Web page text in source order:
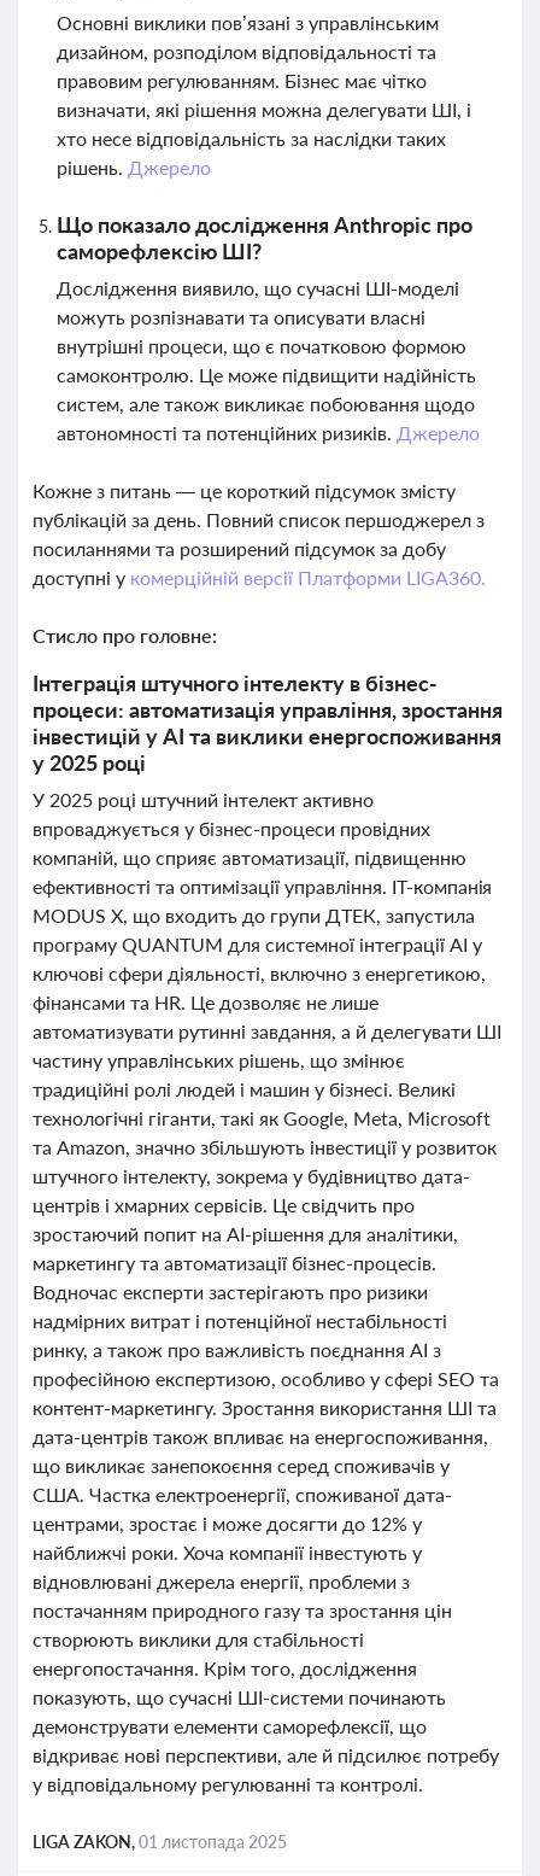
Основні виклики пов’язані з управлінським
дизайном, розподілом відповідальності та
правовим регулюванням. Бізнес має чітко
визначати, які рішення можна делегувати ШІ, і
хто несе відповідальність за наслідки таких
рішень. Джерело
Що показало дослідження Anthropic про
саморефлексію ШІ?
Дослідження виявило, що сучасні ШІ-моделі
можуть розпізнавати та описувати власні
внутрішні процеси, що є початковою формою
самоконтролю. Це може підвищити надійність
систем, але також викликає побоювання щодо
автономності та потенційних ризиків. Джерело
Кожне з питань — це короткий підсумок змісту
публікацій за день. Повний список першоджерел з
посиланнями та розширений підсумок за добу
доступні у комерційній версії Платформи LIGA360.
Стисло про головне:
Інтеграція штучного інтелекту в бізнес-
процеси: автоматизація управління, зростання
інвестицій у AI та виклики енергоспоживання
у 2025 році
У 2025 році штучний інтелект активно
впроваджується у бізнес-процеси провідних
компаній, що сприяє автоматизації, підвищенню
ефективності та оптимізації управління. ІТ-компанія
MODUS X, що входить до групи ДТЕК, запустила
програму QUANTUM для системної інтеграції AI у
ключові сфери діяльності, включно з енергетикою,
фінансами та HR. Це дозволяє не лише
автоматизувати рутинні завдання, а й делегувати ШІ
частину управлінських рішень, що змінює
традиційні ролі людей і машин у бізнесі. Великі
технологічні гіганти, такі як Google, Meta, Microsoft
та Amazon, значно збільшують інвестиції у розвиток
штучного інтелекту, зокрема у будівництво дата-
центрів і хмарних сервісів. Це свідчить про
зростаючий попит на AI-рішення для аналітики,
маркетингу та автоматизації бізнес-процесів.
Водночас експерти застерігають про ризики
надмірних витрат і потенційної нестабільності
ринку, а також про важливість поєднання AI з
професійною експертизою, особливо у сфері SEO та
контент-маркетингу. Зростання використання ШІ та
дата-центрів також впливає на енергоспоживання,
що викликає занепокоєння серед споживачів у
США. Частка електроенергії, споживаної дата-
центрами, зростає і може досягти до 12% у
найближчі роки. Хоча компанії інвестують у
відновлювані джерела енергії, проблеми з
постачанням природного газу та зростання цін
створюють виклики для стабільності
енергопостачання. Крім того, дослідження
показують, що сучасні ШІ-системи починають
демонструвати елементи саморефлексії, що
відкриває нові перспективи, але й підсилює потребу
у відповідальному регулюванні та контролі.
LIGA ZAKON,01 листопада 2025